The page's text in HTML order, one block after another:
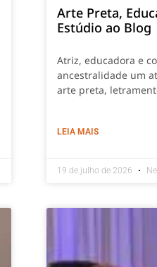
Arte Preta,
Estúdio ao Blog
Atriz, educadora e
ancestralidade um
arte preta,
LEIA MAIS
19 de julho de 2026